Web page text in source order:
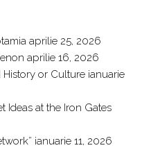
aprilie 25, 2026
aprilie 16, 2026
History or Culture ianuarie
Ideas at the Iron Gates
ianuarie 11, 2026